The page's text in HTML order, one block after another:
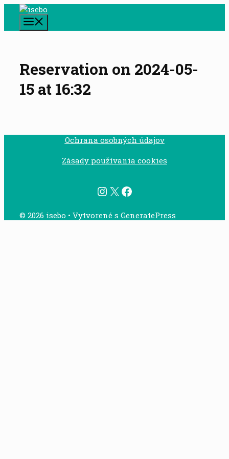
Preskočiť
obsah
Reservation on 2024-05-
15 at 16:32
Ochrana osobných údajov
Zásady používania cookies
InstagramX Facebook
© 2026 isebo • Vytvorené s GeneratePress